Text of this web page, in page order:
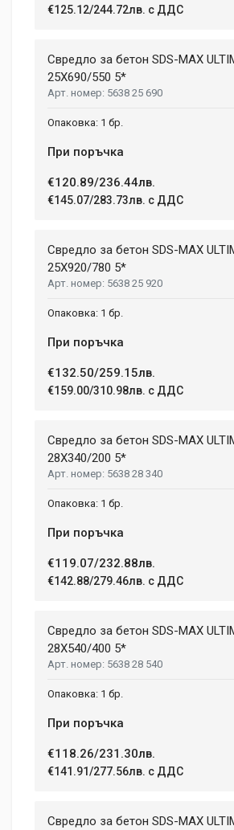
€125.12/244.72лв. с ДДС
Свредло за бетон SDS-MAX
25X690/550 5*
5638 25 690
1 бр.
При поръчка
€120.89/236.44лв.
€145.07/283.73лв. с ДДС
Свредло за бетон SDS-MAX
25X920/780 5*
5638 25 920
1 бр.
При поръчка
€132.50/259.15лв.
€159.00/310.98лв. с ДДС
Свредло за бетон SDS-MAX
28X340/200 5*
5638 28 340
1 бр.
При поръчка
€119.07/232.88лв.
€142.88/279.46лв. с ДДС
Свредло за бетон SDS-MAX
28X540/400 5*
5638 28 540
1 бр.
При поръчка
€118.26/231.30лв.
€141.91/277.56лв. с ДДС
Свредло за бетон SDS-MAX